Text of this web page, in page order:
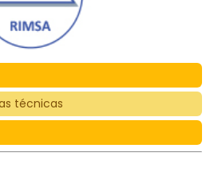
técnicas